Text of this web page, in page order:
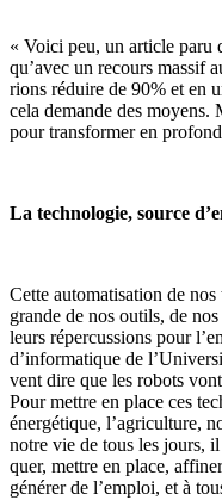
« Voici peu, un ar­ticle paru
qu’avec un re­cours mas­sif
rions ré­duire de 90% et en
cela de­mande des
pour trans­for­mer en
La technologie, source
Cette au­to­ma­ti­sa­tion de
grande de nos ou­tils, de
leurs ré­per­cus­sions pour
d’in­for­ma­tique de
vent dire que les ro­bots
Pour mettre en place ces
éner­gé­tique, l’agri­cul­ture,
notre vie de tous les jours,
quer, mettre en place,
gé­né­rer de l’em­ploi, et à